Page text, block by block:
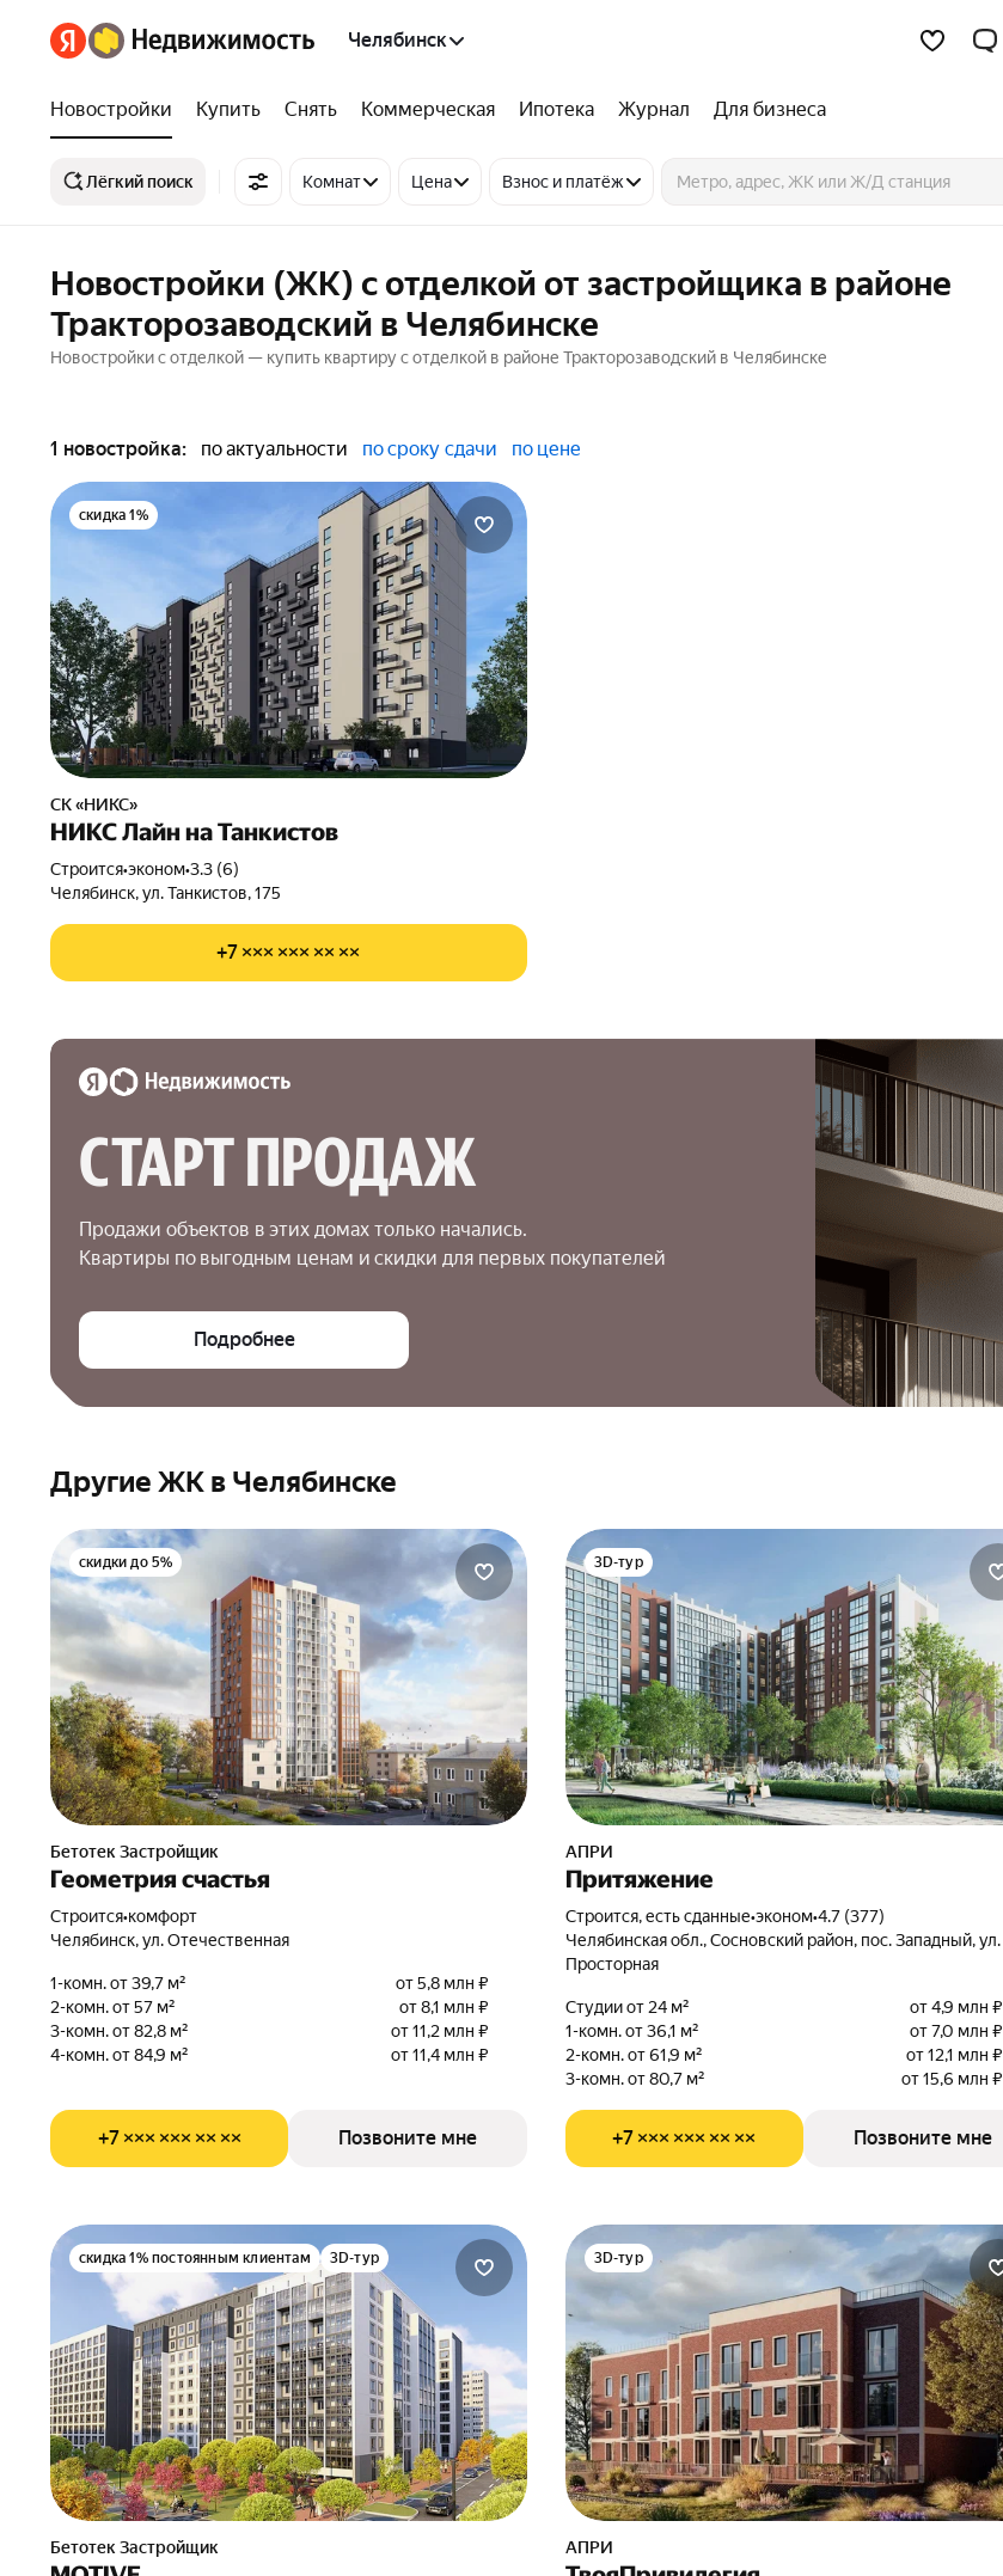
Челябинск
Новостройки Купить Снять Коммерческая Ипотека Журнал Для бизнеса
Лёгкий поиск Комнат Цена Взнос и платёж
Новостройки (ЖК) с отделкой от застройщика в районе
Тракторозаводский в Челябинске
Новостройки с отделкой — купить квартиру с отделкой в районе Тракторозаводский в Челябинске
1 новостройка: по актуальности по сроку сдачи по цене
скидка 1%
СК «НИКС»
НИКС Лайн на Танкистов
Строится•эконом•3.3 (6)
Челябинск, ул. Танкистов, 175
+7 ××× ××× ×× ××
СТАРТ ПРОДАЖ
Продажи объектов в этих домах только начались.
Квартиры по выгодным ценам и скидки для первых покупателей
Подробнее
Другие ЖК в Челябинске
скидки до 5%
Бетотек Застройщик
Геометрия счастья
Строится•комфорт
Челябинск, ул. Отечественная
1-комн. от 39,7 м²
от 5,8 млн ₽
2-комн. от 57 м²
от 8,1 млн ₽
3-комн. от 82,8 м²
от 11,2 млн ₽
4-комн. от 84,9 м²
от 11,4 млн ₽
+7 ××× ××× ×× ×× Позвоните мне
3D-тур
АПРИ
Притяжение
Строится, есть сданные•эконом•4.7 (377)
Челябинская обл., Сосновский район, пос. Западный, ул.
Просторная
Студии от 24 м²
от 4,9 млн ₽
1-комн. от 36,1 м²
от 7,0 млн ₽
2-комн. от 61,9 м²
от 12,1 млн ₽
3-комн. от 80,7 м²
от 15,6 млн ₽
+7 ××× ××× ×× ×× Позвоните мне
скидка 1% постоянным клиентам 3D-тур
Бетотек Застройщик
3D-тур
АПРИ